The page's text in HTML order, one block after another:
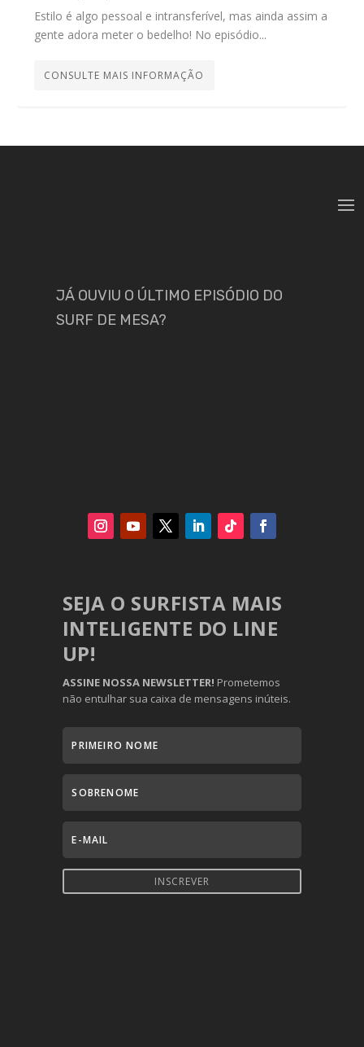
Estilo é algo pessoal e intransferível, mas ainda assim a
gente adora meter o bedelho! No episódio...
CONSULTE MAIS INFORMAÇÃO
JÁ OUVIU O ÚLTIMO EPISÓDIO DO
SURF DE MESA?
SEJA O SURFISTA MAIS
INTELIGENTE DO LINE
UP!
ASSINE NOSSA NEWSLETTER! Prometemos
não entulhar sua caixa de mensagens inúteis.
INSCREVER